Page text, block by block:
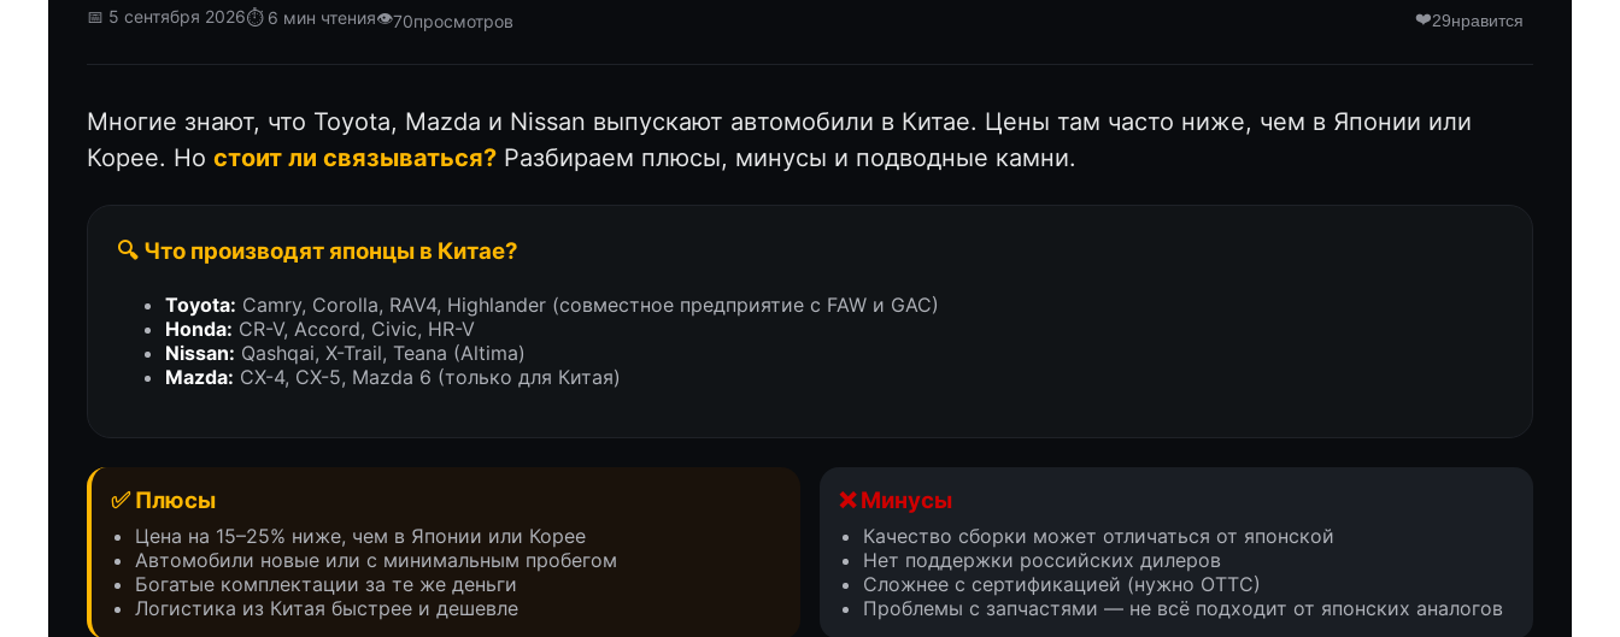
📅 5 сентября 2026⏱️ 6 мин чтения👁️70просмотров ❤️29нравится
Многие знают, что Toyota, Mazda и Nissan выпускают автомобили в Китае. Цены там часто ниже, чем в Японии или
Корее. Но стоит ли связываться? Разбираем плюсы, минусы и подводные камни.
🔍 Что производят японцы в Китае?
Toyota: Camry, Corolla, RAV4, Highlander (совместное предприятие с FAW и GAC)
Honda: CR-V, Accord, Civic, HR-V
Nissan: Qashqai, X-Trail, Teana (Altima)
Mazda: CX-4, CX-5, Mazda 6 (только для Китая)
✅ Плюсы
Цена на 15–25% ниже, чем в Японии или Корее
Автомобили новые или с минимальным пробегом
Богатые комплектации за те же деньги
Логистика из Китая быстрее и дешевле
❌ Минусы
Качество сборки может отличаться от японской
Нет поддержки российских дилеров
Сложнее с сертификацией (нужно ОТТС)
Проблемы с запчастями — не всё подходит от японских аналогов